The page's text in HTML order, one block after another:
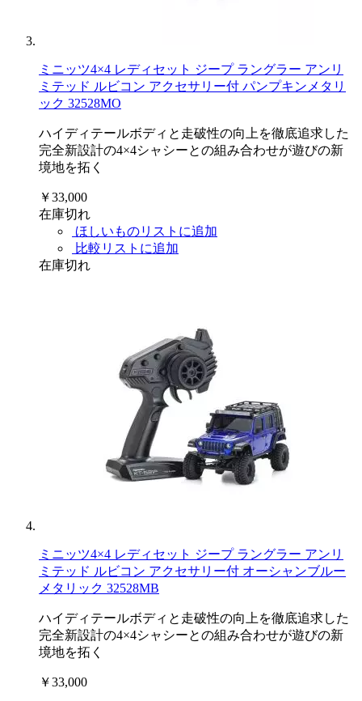
ミニッツ4×4 レディセット ジープ ラングラー アンリ
ミテッド ルビコン アクセサリー付 パンプキンメタリ
ック 32528MO
ハイディテールボディと走破性の向上を徹底追求した
完全新設計の4×4シャシーとの組み合わせが遊びの新
境地を拓く
￥33,000
在庫切れ
ほしいものリストに追加
比較リストに追加
在庫切れ
ミニッツ4×4 レディセット ジープ ラングラー アンリ
ミテッド ルビコン アクセサリー付 オーシャンブルー
メタリック 32528MB
ハイディテールボディと走破性の向上を徹底追求した
完全新設計の4×4シャシーとの組み合わせが遊びの新
境地を拓く
￥33,000